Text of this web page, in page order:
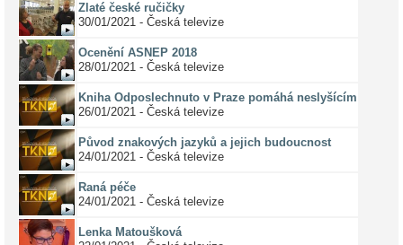
Zlaté české ručičky
30/01/2021 - Česká televize
Ocenění ASNEP 2018
28/01/2021 - Česká televize
Kniha Odposlechnuto v Praze pomáhá neslyšícím
26/01/2021 - Česká televize
Původ znakových jazyků a jejich budoucnost
24/01/2021 - Česká televize
Raná péče
24/01/2021 - Česká televize
Lenka Matoušková